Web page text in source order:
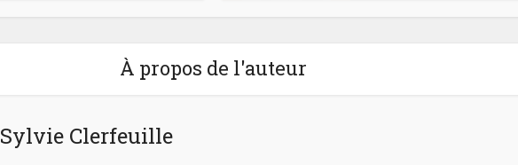
À propos de l'auteur
Sylvie Clerfeuille